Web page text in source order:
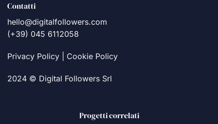
Contatti
hello@digitalfollowers.com
(+39) 045 6112058
Privacy Policy Cookie Policy
2024 © Digital Followers Srl
Progetti correlati